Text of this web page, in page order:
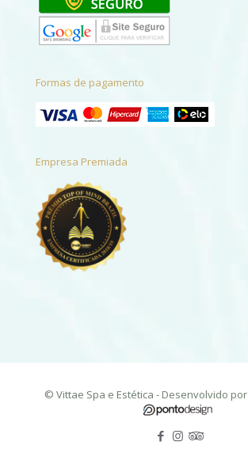
Formas de pagamento
Empresa Premiada
© Vittae Spa e Estética - Desenvolvido por